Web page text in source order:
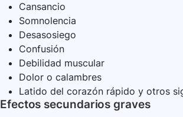
Cansancio
Somnolencia
Desasosiego
Confusión
Debilidad muscular
Dolor o calambres
Latido del corazón rápido y otros
Efectos secundarios graves